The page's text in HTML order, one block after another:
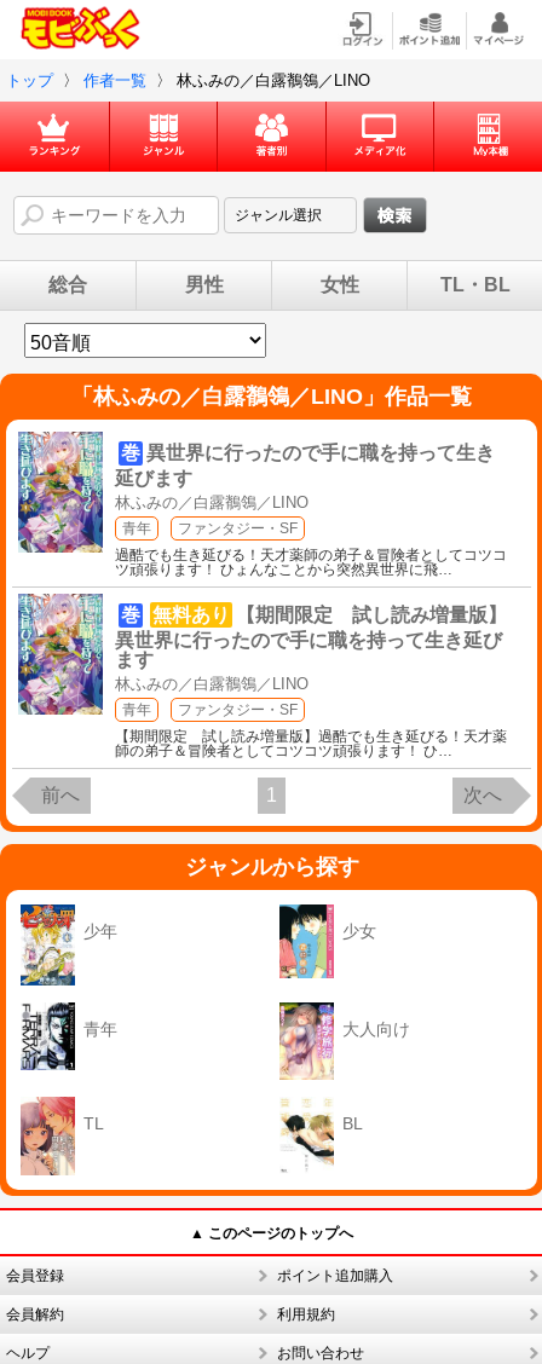
トップ 〉 作者一覧 〉 林ふみの／白露鶺鴒／LINO
総合 男性 女性 TL・BL
「林ふみの／白露鶺鴒／LINO 」作品一覧
巻 異世界に行ったので手に職を持って生き
延びます
林ふみの／白露鶺鴒／LINO
青年
ファンタジー・SF
過酷でも生き延びる！天才薬師の弟子＆冒険者としてコツコ
ツ頑張ります！ ひょんなことから突然異世界に飛…
巻 無料あり
【期間限定 試し読み増量版】
異世界に行ったので手に職を持って生き延び
ます
林ふみの／白露鶺鴒／LINO
青年
ファンタジー・SF
【期間限定 試し読み増量版】過酷でも生き延びる！天才薬
師の弟子＆冒険者としてコツコツ頑張ります！ ひ…
前へ 1 次へ
ジャンルから探す
少年 少女
青年 大人向け
TL BL
▲ このページのトップへ
会員登録 ポイント追加購入
会員解約 利用規約
ヘルプ お問い合わせ